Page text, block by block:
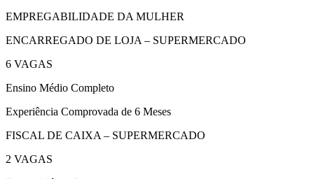
EMPREGABILIDADE DA MULHER
ENCARREGADO DE LOJA – SUPERMERCADO
6 VAGAS
Ensino Médio Completo
Experiência Comprovada de 6 Meses
FISCAL DE CAIXA – SUPERMERCADO
2 VAGAS